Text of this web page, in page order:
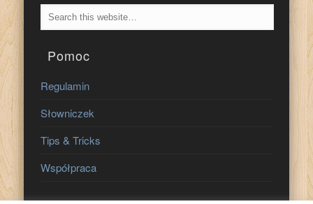
Pomoc
Regulamin
Słowniczek
Tips & Tricks
Współpraca